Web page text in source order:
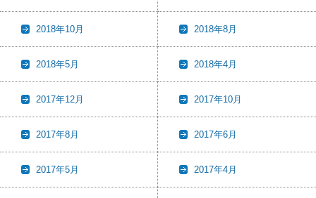
2018年10月 2018年8月
2018年5月 2018年4月
2017年12月 2017年10月
2017年8月 2017年6月
2017年5月 2017年4月